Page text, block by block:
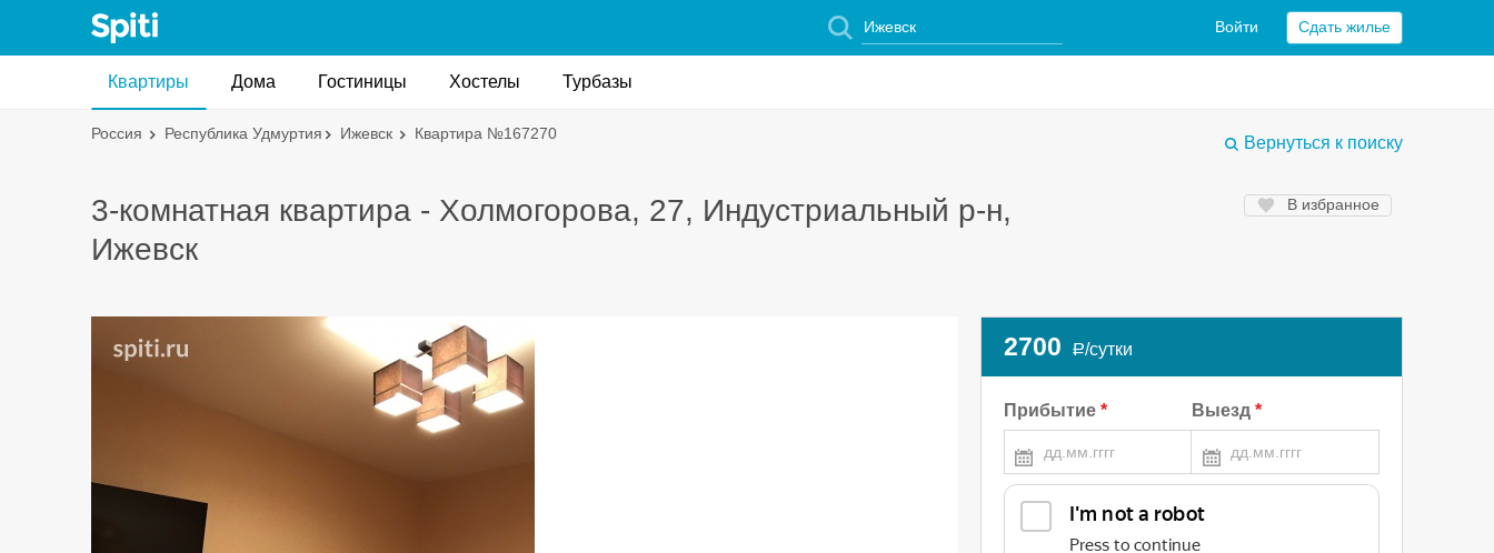
Войти Сдать жилье
Квартиры Дома Гостиницы Хостелы Турбазы
Россия Республика Удмуртия Ижевск Квартира №167270
Вернуться к поиску
3-комнатная квартира - Холмогорова, 27, Индустриальный р-н,
Ижевск
В избранное
2700 a/сутки
Прибытие Выезд